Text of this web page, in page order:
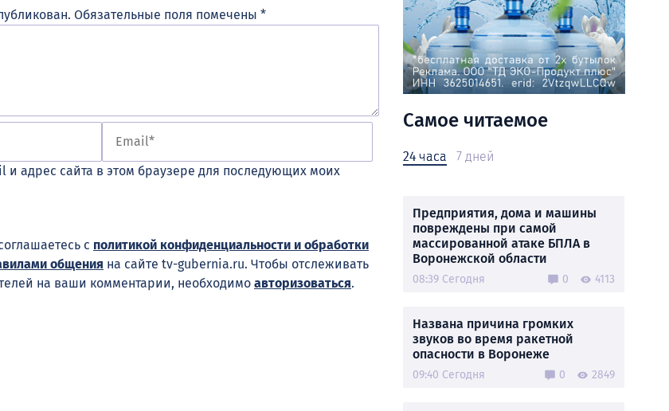
Обязательные поля помечены *
и адрес сайта в этом браузере для последующих моих
с политикой конфиденциальности и обработки
общения на сайте tv-gubernia.ru. Чтобы отслеживать
на ваши комментарии, необходимо авторизоваться.
Самое читаемое
24 часа 7 дней
Предприятия, дома и машины
повреждены при самой
массированной атаке БПЛА в
Воронежской области
08:39 Сегодня 0 4113
Названа причина громких
звуков во время ракетной
опасности в Воронеже
09:40 Сегодня 0 2849